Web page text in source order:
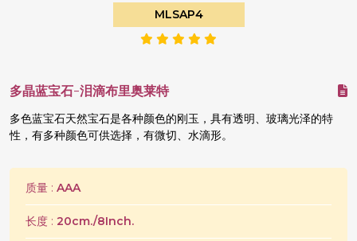
MLSAP4
多晶蓝宝石-泪滴布里奥莱特
多色蓝宝石天然宝石是各种颜色的刚玉，具有透明、玻璃光泽的特
性，有多种颜色可供选择，有微切、水滴形。
质量 : AAA
长度 : 20cm./8Inch.